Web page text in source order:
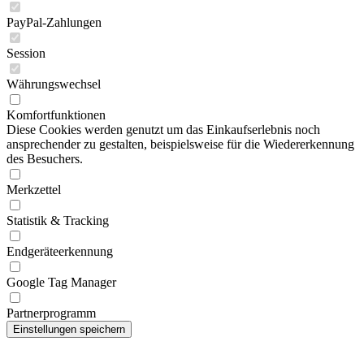
PayPal-Zahlungen
Session
Währungswechsel
Komfortfunktionen
Diese Cookies werden genutzt um das Einkaufserlebnis noch
ansprechender zu gestalten, beispielsweise für die Wiedererkennung
des Besuchers.
Merkzettel
Statistik & Tracking
Endgeräteerkennung
Google Tag Manager
Partnerprogramm